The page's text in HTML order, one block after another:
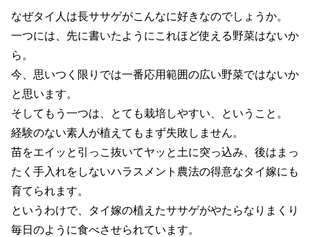
なぜタイ人は長ササゲがこんなに好きなのでしょうか。
一つには、先に書いたようにこれほど使える野菜はないか
ら。
今、思いつく限りでは一番応用範囲の広い野菜ではないか
と思います。
そしてもう一つは、とても栽培しやすい、ということ。
経験のない素人が植えてもまず失敗しません。
苗をエイッと引っこ抜いてヤッと土に突っ込み、後はまっ
たく手入れをしないハラスメント農法の得意なタイ嫁にも
育てられます。
というわけで、タイ嫁の植えたササゲがやたらなりまくり
毎日のように食べさせられています。